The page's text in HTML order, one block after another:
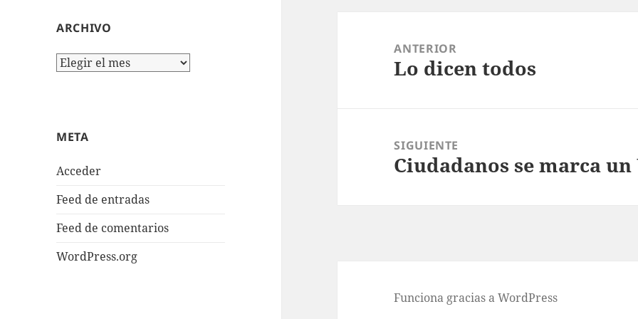
ARCHIVO
Archivo
META
Acceder
Feed de entradas
Feed de comentarios
WordPress.org
entradas
ANTERIOR
Entrada
Lo dicen todos
SIGUIENTE
Entrada
Ciudadanos se marca un
Funciona gracias a WordPress